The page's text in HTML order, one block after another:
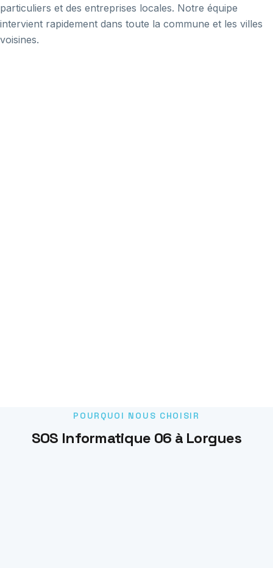
particuliers et des entreprises locales. Notre équipe
intervient rapidement dans toute la commune et les villes
voisines.
POURQUOI NOUS CHOISIR
SOS Informatique 06 à Lorgues